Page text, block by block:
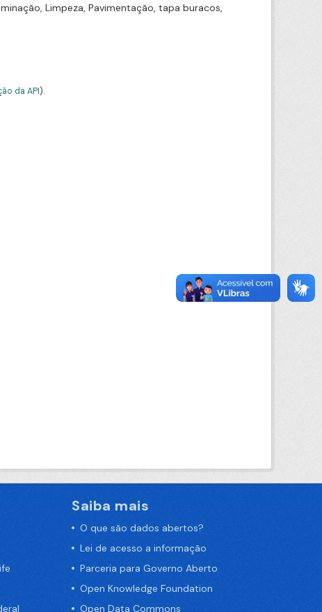
Limpeza, Pavimentação, tapa buracos,
da API).
Saiba mais
O que são dados abertos?
Lei de acesso a informação
Parceria para Governo Aberto
Open Knowledge Foundation
Open Data Commons